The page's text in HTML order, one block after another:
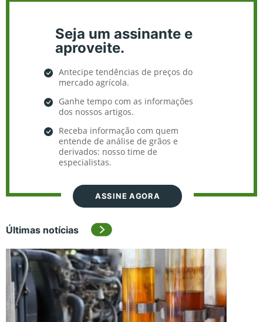
Seja um assinante e
aproveite.
Antecipe tendências de preços do
mercado agrícola.
Ganhe tempo com as informações
dos nossos artigos.
Receba informação com quem
entende de análise de grãos e
derivados: nosso time de
especialistas.
ASSINE AGORA
Últimas notícias